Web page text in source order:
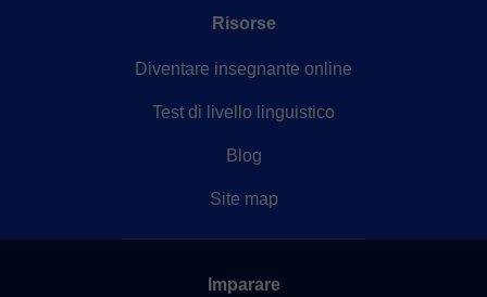
Risorse
Diventare insegnante online
Test di livello linguistico
Blog
Site map
Imparare